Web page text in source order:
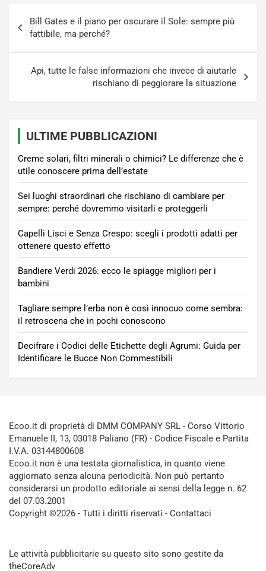
articoli
Bill Gates e il piano per oscurare il Sole: sempre più
fattibile, ma perché?
Api, tutte le false informazioni che invece di aiutarle
rischiano di peggiorare la situazione
ULTIME PUBBLICAZIONI
Creme solari, filtri minerali o chimici? Le differenze che è
utile conoscere prima dell’estate
Sei luoghi straordinari che rischiano di cambiare per
sempre: perché dovremmo visitarli e proteggerli
Capelli Lisci e Senza Crespo: scegli i prodotti adatti per
ottenere questo effetto
Bandiere Verdi 2026: ecco le spiagge migliori per i
bambini
Tagliare sempre l’erba non è così innocuo come sembra:
il retroscena che in pochi conoscono
Decifrare i Codici delle Etichette degli Agrumi: Guida per
Identificare le Bucce Non Commestibili
Ecoo.it di proprietà di DMM COMPANY SRL - Corso Vittorio
Emanuele II, 13, 03018 Paliano (FR) - Codice Fiscale e Partita
I.V.A. 03144800608
Ecoo.it non è una testata giornalistica, in quanto viene
aggiornato senza alcuna periodicità. Non può pertanto
considerarsi un prodotto editoriale ai sensi della legge n. 62
del 07.03.2001
Copyright ©2026 - Tutti i diritti riservati - Contattaci
Le attività pubblicitarie su questo sito sono gestite da
theCoreAdv